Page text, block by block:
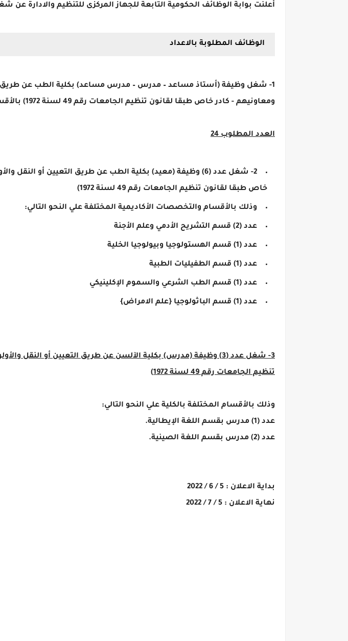
أعلنت بوابة الوظائف الحكومية التابعة للجهاز المركزى للتنظيم والادارة عن
الوظائف المطلوبة بالاعداد
1- شغل وظيفة (أستاذ مساعد – مدرس – مدرس مساعد) بكلية الطب عن طريق
ومعاونيهم - كادر خاص طبقا لقانون تنظيم الجامعات رقم 49 لسنة 1972) بالأقسام المختلفة بالكلية ( ووفقا للنموذج المرفق بالاسفل
العدد المطلوب 24
2- شغل عدد (6) وظيفة (معيد) بكلية الطب عن طريق التعيين أو
خاص طبقا لقانون تنظيم الجامعات رقم 49 لسنة 1972)
وذلك بالأقسام والتخصصات الأكاديمية المختلفة علي النحو التالي:
عدد (2) قسم التشريح الأدمي وعلم الأجنة
عدد (1) قسم الهستولوجيا وبيولوجيا الخلية
عدد (1) قسم الطفيليات الطبية
عدد (1) قسم الطب الشرعي والسموم الإكلينيكي
عدد (1) قسم الباثولوجيا {علم الامراض}
3- شغل عدد (3) وظيفة (مدرس) بكلية الآلسن عن طريق التعيين أو
تنظيم الجامعات رقم 49 لسنة 1972)
وذلك بالأقسام المختلفة بالكلية علي النحو التالي:
عدد (1) مدرس بقسم اللغة الإيطالية.
عدد (2) مدرس بقسم اللغة الصينية.
بداية الاعلان : 5 / 6 / 2022
نهاية الاعلان : 5 / 7 / 2022